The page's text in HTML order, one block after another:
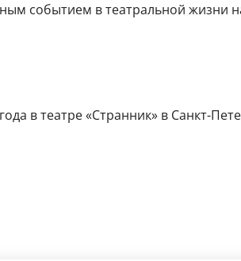
событием в театральной жизни
в театре «Странник» в Санкт-